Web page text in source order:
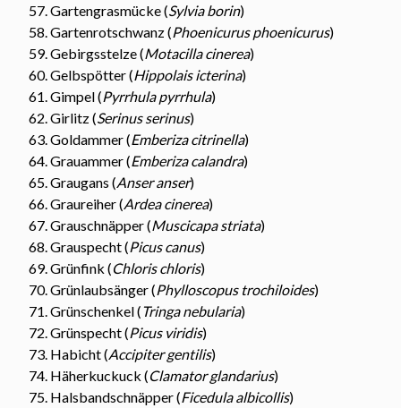
Gartengrasmücke (Sylvia borin)
Gartenrotschwanz (Phoenicurus phoenicurus)
Gebirgsstelze (Motacilla cinerea)
Gelbspötter (Hippolais icterina)
Gimpel (Pyrrhula pyrrhula)
Girlitz (Serinus serinus)
Goldammer (Emberiza citrinella)
Grauammer (Emberiza calandra)
Graugans (Anser anser)
Graureiher (Ardea cinerea)
Grauschnäpper (Muscicapa striata)
Grauspecht (Picus canus)
Grünfink (Chloris chloris)
Grünlaubsänger (Phylloscopus trochiloides)
Grünschenkel (Tringa nebularia)
Grünspecht (Picus viridis)
Habicht (Accipiter gentilis)
Häherkuckuck (Clamator glandarius)
Halsbandschnäpper (Ficedula albicollis)